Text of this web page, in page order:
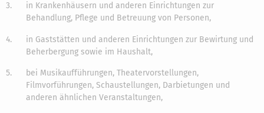
3.
in Krankenhäusern und anderen Einrichtungen zur
Behandlung, Pflege und Betreuung von Personen,
4.
in Gaststätten und anderen Einrichtungen zur Bewirtung und
Beherbergung sowie im Haushalt,
5.
bei Musikaufführungen, Theatervorstellungen,
Filmvorführungen, Schaustellungen, Darbietungen und
anderen ähnlichen Veranstaltungen,